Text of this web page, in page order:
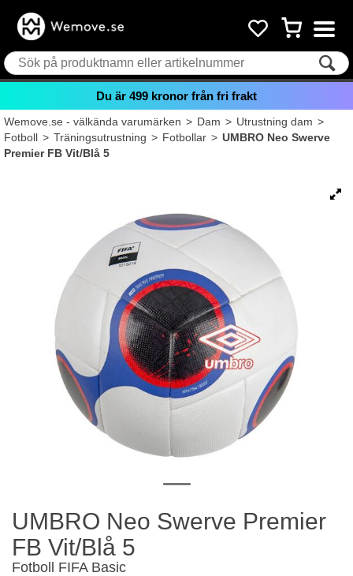
Du är 499 kronor från fri frakt
Wemove.se - välkända varumärken>Dam>Utrustning dam>
Fotboll>Träningsutrustning>Fotbollar>UMBRO Neo Swerve
Premier FB Vit/Blå 5
UMBRO Neo Swerve Premier
FB Vit/Blå 5
Fotboll FIFA Basic